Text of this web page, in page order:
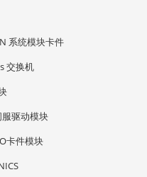
系统模块卡件
交换机
服驱动模块
卡件模块